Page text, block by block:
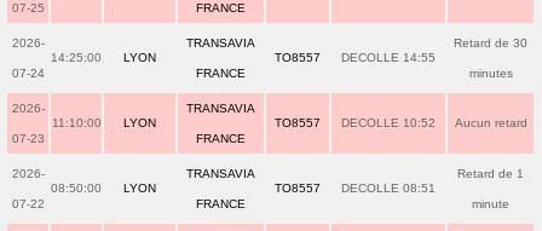
07-25 FRANCE
2026-
07-24
14:25:00 LYON
TRANSAVIA
FRANCE
TO8557 DECOLLE 14:55
Retard de 30
minutes
2026-
07-23
11:10:00 LYON
TRANSAVIA
FRANCE
TO8557 DECOLLE 10:52 Aucun retard
2026-
07-22
08:50:00 LYON
TRANSAVIA
FRANCE
TO8557 DECOLLE 08:51
Retard de 1
minute